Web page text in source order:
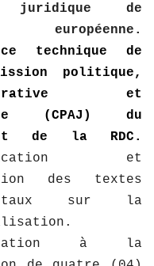
juridique de
européenne.
technique de
politique,
et
(CPAJ) du
de la RDC.
et
des textes
sur la
à la